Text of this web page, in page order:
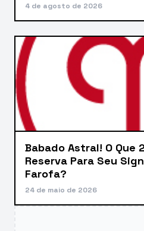
4 de agosto de 2026
Babado Astral! O Que
Reserva Para Seu
Farofa?
24 de maio de 2026